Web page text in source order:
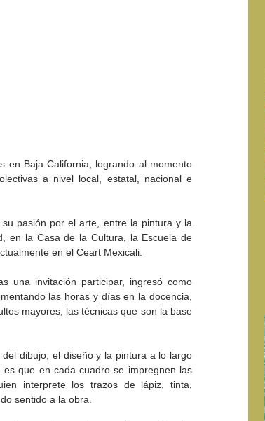
en Baja California, logrando al momento
a nivel local, estatal, nacional e
pasión por el arte, entre la pintura y la
en la Casa de la Cultura, la Escuela de
en el Ceart Mexicali.
una invitación participar, ingresó como
las horas y días en la docencia,
mayores, las técnicas que son la base
dibujo, el diseño y la pintura a lo largo
que en cada cuadro se impregnen las
interprete los trazos de lápiz, tinta,
sentido a la obra.
SC la colectiva
Plástica
2026
"Función Velorio" llegará
al Teatro Universitario
como cierre del Taller de